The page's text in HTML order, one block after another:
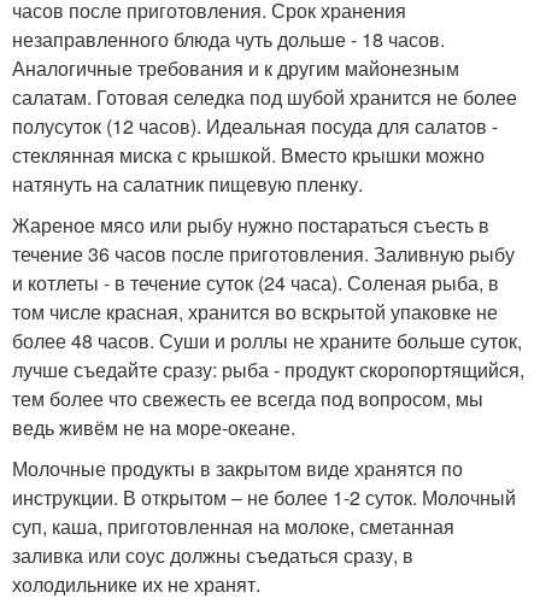
часов после приготовления. Срок хранения
незаправленного блюда чуть дольше - 18 часов.
Аналогичные требования и к другим майонезным
салатам. Готовая селедка под шубой хранится не более
полусуток (12 часов). Идеальная посуда для салатов -
стеклянная миска с крышкой. Вместо крышки можно
натянуть на салатник пищевую пленку.
Жареное мясо или рыбу нужно постараться съесть в
течение 36 часов после приготовления. Заливную рыбу
и котлеты - в течение суток (24 часа). Соленая рыба, в
том числе красная, хранится во вскрытой упаковке не
более 48 часов. Суши и роллы не храните больше суток,
лучше съедайте сразу: рыба - продукт скоропортящийся,
тем более что свежесть ее всегда под вопросом, мы
ведь живём не на море-океане.
Молочные продукты в закрытом виде хранятся по
инструкции. В открытом – не более 1-2 суток. Молочный
суп, каша, приготовленная на молоке, сметанная
заливка или соус должны съедаться сразу, в
холодильнике их не хранят.